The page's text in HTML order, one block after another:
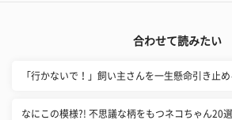
合わせて読みたい
「行かないで！」飼い主さんを一生懸命引き止
なにこの模様?! 不思議な柄をもつネコちゃん20選